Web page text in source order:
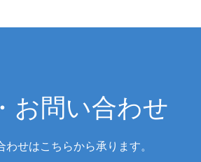
お問い合わせ
せはこちらから承ります。